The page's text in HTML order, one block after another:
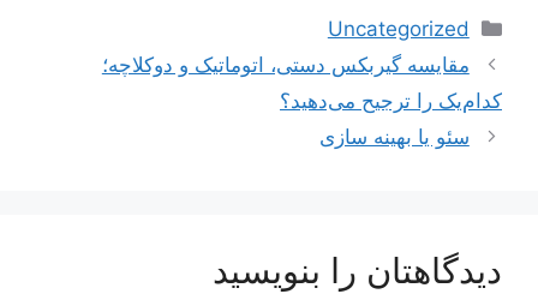
دسته‌ها
Uncategorized
ناوبری
نوشته‌ها
مقایسه گیربکس دستی، اتوماتیک و دوکلاچه؛
کدام‌یک را ترجیح می‌دهید؟
سئو یا بهینه سازی
دیدگاهتان را بنویسید